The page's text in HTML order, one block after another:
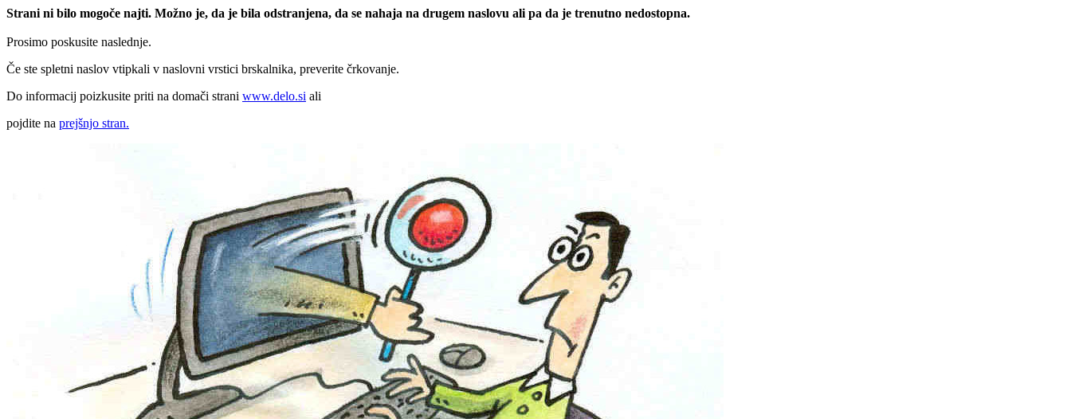
Strani ni bilo mogoče najti. Možno je, da je bila odstranjena, da se nahaja na drugem naslovu ali pa da je trenutno nedostopna.
Prosimo poskusite naslednje.
Če ste spletni naslov vtipkali v naslovni vrstici brskalnika, preverite črkovanje.
Do informacij poizkusite priti na domači strani www.delo.si ali
pojdite na prejšnjo stran.